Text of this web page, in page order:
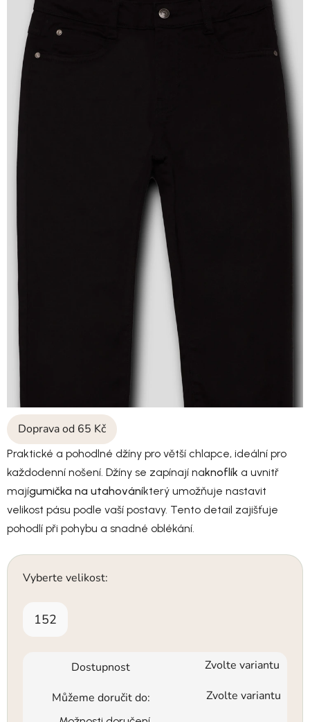
Doprava od 65 Kč
Praktické a pohodlné džíny pro větší chlapce, ideální pro
každodenní nošení. Džíny se zapínají naknoflík a uvnitř
majígumička na utahováníkterý umožňuje nastavit
velikost pásu podle vaší postavy. Tento detail zajišťuje
pohodlí při pohybu a snadné oblékání.
Vyberte velikost:
152
Dostupnost Zvolte variantu
Můžeme doručit do: Zvolte variantu